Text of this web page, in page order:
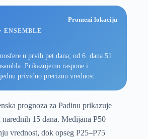
Promeni lokaciju
ENSEMBLE
u prvih pet dana; od 6. dana 51
Prikazujemo raspone i
prividno preciznu vrednost.
prognoza za Padinu prikazuje
narednih 15 dana. Medijana P50
vrednost, dok opseg P25–P75